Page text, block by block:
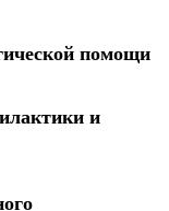
помощи
и